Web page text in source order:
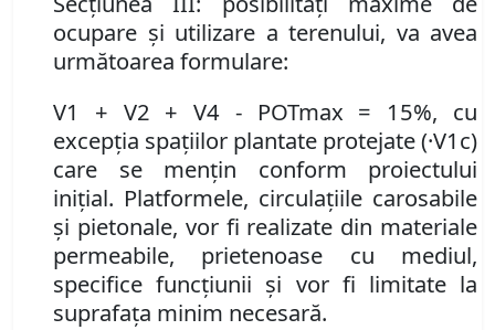
ocupare şi utilizare a terenului, va avea
următoarea formulare:
V1 + V2 + V4 - POTmax = 15%, cu
excepţia spaţiilor plantate protejate (·V1c)
care se menţin conform proiectului
iniţial. Platformele, circulaţiile carosabile
şi pietonale, vor fi realizate din materiale
permeabile, prietenoase cu mediul,
specifice funcţiunii şi vor fi limitate la
suprafaţa minim necesară.